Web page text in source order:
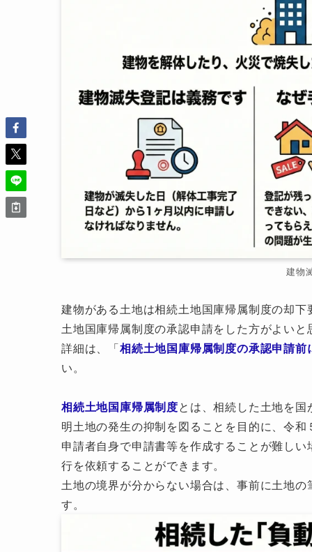
建物
建物がある土地は相続土地国庫帰属制度の却
土地国庫帰属制度の承認申請をした方がよいと
詳細は、「相続土地国庫帰属制度の承認申請
い。
相続土地国庫帰属制度とは、相続した土地を
明土地の発生の抑制を図ることを目的に、令
申請者自身で申請書等を作成することが難し
行を依頼することができます。
土地の境界が分からない場合は、事前に土地
す。